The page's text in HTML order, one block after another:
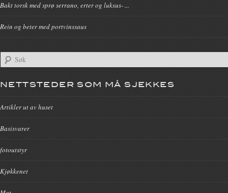
Bakt torsk med sprø serrano, erter og luksus- ...
Rein og beter med portvinssaus
NETTSTEDER SOM MÅ SJEKKES
Artikler ut av huset
Basisvarer
fotoutstyr
Kjøkkenet